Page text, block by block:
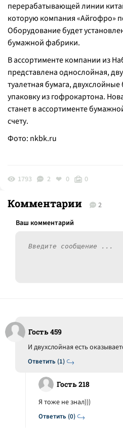
перерабатывающей линии
которую компания «Айгофро»
Оборудование будет
бумажной фабрики.
В ассортименте компании из
представлена однослойная,
туалетная бумага,
упаковку из гофрокартона.
станет в ассортименте
счету.
Фото: nkbk.ru
1793 2 0 0
Комментарии 2
Гость 459
Ответить (1)
И двухслойная есть
Гость 218
Ответить (0)
Я тоже не знал)))